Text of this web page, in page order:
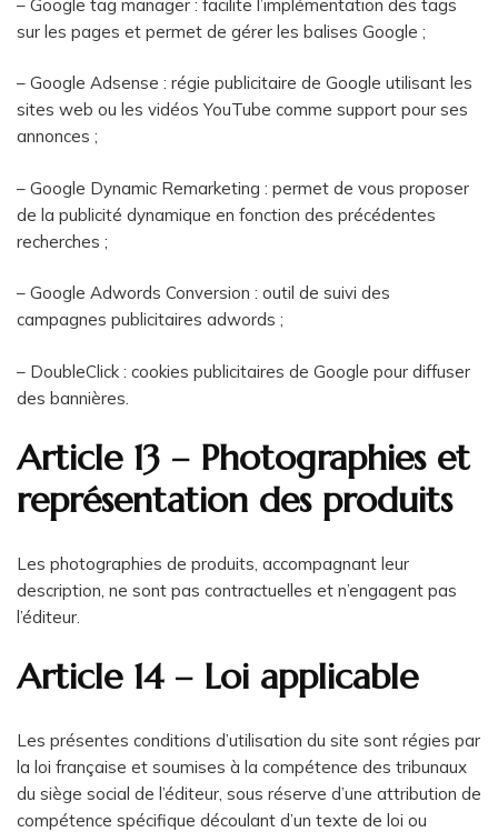
– Google tag manager : facilite l’implémentation des tags
sur les pages et permet de gérer les balises Google ;
– Google Adsense : régie publicitaire de Google utilisant les
sites web ou les vidéos YouTube comme support pour ses
annonces ;
– Google Dynamic Remarketing : permet de vous proposer
de la publicité dynamique en fonction des précédentes
recherches ;
– Google Adwords Conversion : outil de suivi des
campagnes publicitaires adwords ;
– DoubleClick : cookies publicitaires de Google pour diffuser
des bannières.
Article 13 – Photographies et
représentation des produits
Les photographies de produits, accompagnant leur
description, ne sont pas contractuelles et n’engagent pas
l’éditeur.
Article 14 – Loi applicable
Les présentes conditions d’utilisation du site sont régies par
la loi française et soumises à la compétence des tribunaux
du siège social de l’éditeur, sous réserve d’une attribution de
compétence spécifique découlant d’un texte de loi ou